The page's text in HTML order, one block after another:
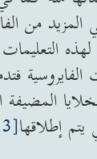
المزيد من
يتم إطلاقها[13]